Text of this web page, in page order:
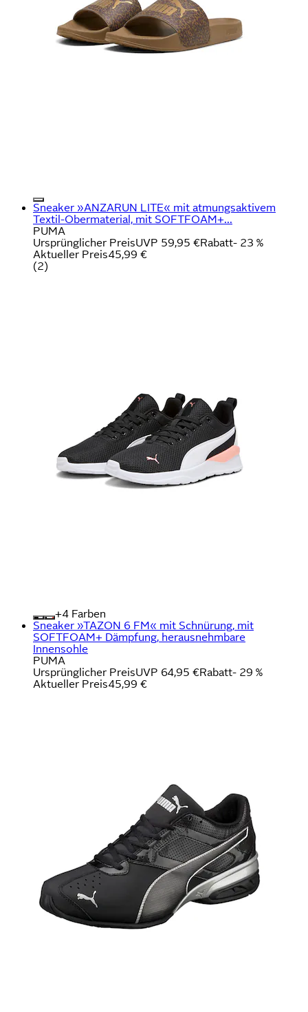
Sneaker »ANZARUN LITE« mit atmungsaktivem
Textil-Obermaterial, mit SOFTFOAM+...
PUMA
Ursprünglicher PreisUVP 59,95 €Rabatt- 23 %
Aktueller Preis45,99 €
(2)
+
Farben
Sneaker »TAZON 6 FM« mit Schnürung, mit
SOFTFOAM+ Dämpfung, herausnehmbare
Innensohle
PUMA
Ursprünglicher PreisUVP 64,95 €Rabatt- 29 %
Aktueller Preis45,99 €